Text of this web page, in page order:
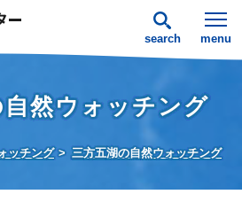
search menu
然ウォッチング
ッチング
三方五湖の自然ウォッチング